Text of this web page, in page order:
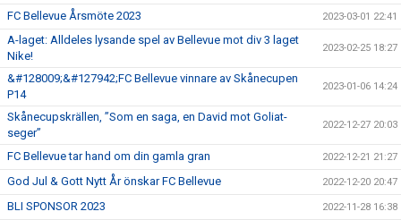
FC Bellevue Årsmöte 2023 2023-03-01 22:41
A-laget: Alldeles lysande spel av Bellevue mot div 3 laget
Nike!
2023-02-25 18:27
&#128009;&#127942;FC Bellevue vinnare av Skånecupen
P14
2023-01-06 14:24
Skånecupskrällen, ”Som en saga, en David mot Goliat-
seger”
2022-12-27 20:03
FC Bellevue tar hand om din gamla gran 2022-12-21 21:27
God Jul & Gott Nytt År önskar FC Bellevue 2022-12-20 20:47
BLI SPONSOR 2023 2022-11-28 16:38